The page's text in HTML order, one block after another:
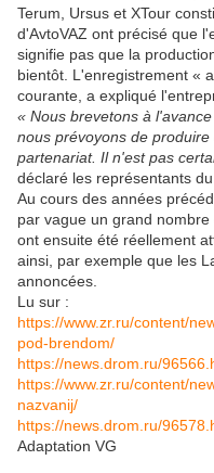
Terum, Ursus et XTour
d'AvtoVAZ ont précisé que
signifie pas que la
bientôt. L'enregistrement «
courante, a expliqué
« Nous brevetons à
nous prévoyons de
partenariat. Il n'est pas
déclaré les représentants
Au cours des années
par vague un grand
ont ensuite été réellement
ainsi, par exemple que les
annoncées.
Lu sur :
https://www.zr.ru/content/
pod-brendom/
https://news.drom.ru/
https://www.zr.ru/content/
nazvanij/
https://news.drom.ru/
Adaptation VG